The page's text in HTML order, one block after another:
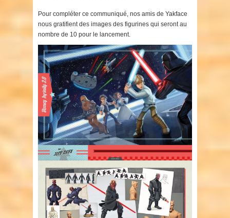
Pour compléter ce communiqué, nos amis de Yakface
nous gratifient des images des figurines qui seront au
nombre de 10 pour le lancement.